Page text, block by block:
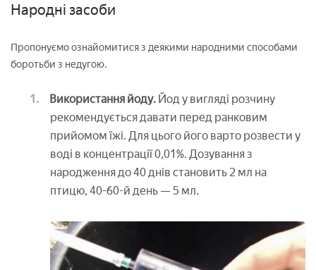
Народні засоби
Пропонуємо ознайомитися з деякими народними способами
боротьби з недугою.
Використання йоду. Йод у вигляді розчину
рекомендується давати перед ранковим
прийомом їжі. Для цього його варто розвести у
воді в концентрації 0,01%. Дозування з
народження до 40 днів становить 2 мл на
птицю, 40-60-й день — 5 мл.